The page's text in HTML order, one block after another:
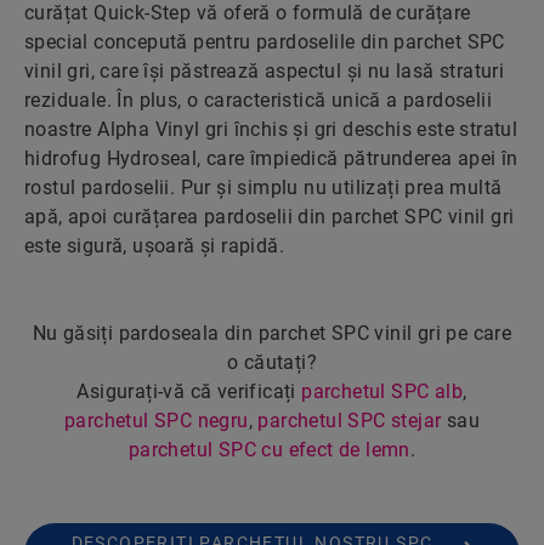
curățat Quick-Step vă oferă o formulă de curățare
special concepută pentru pardoselile din parchet SPC
vinil gri, care își păstrează aspectul și nu lasă straturi
reziduale. În plus, o caracteristică unică a pardoselii
noastre Alpha Vinyl gri închis și gri deschis este stratul
hidrofug Hydroseal, care împiedică pătrunderea apei în
rostul pardoselii. Pur și simplu nu utilizați prea multă
apă, apoi curățarea pardoselii din parchet SPC vinil gri
este sigură, ușoară și rapidă.
Nu găsiți pardoseala din parchet SPC vinil gri pe care
o căutați?
Asigurați-vă că verificați parchetul SPC alb,
parchetul SPC negru, parchetul SPC stejar sau
parchetul SPC cu efect de lemn.